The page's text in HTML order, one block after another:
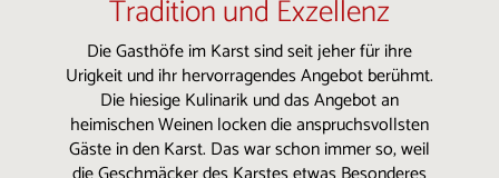
Tradition und Exzellenz
Die Gasthöfe im Karst sind seit jeher für ihre
Urigkeit und ihr hervorragendes Angebot berühmt.
Die hiesige Kulinarik und das Angebot an
heimischen Weinen locken die anspruchsvollsten
Gäste in den Karst. Das war schon immer so, weil